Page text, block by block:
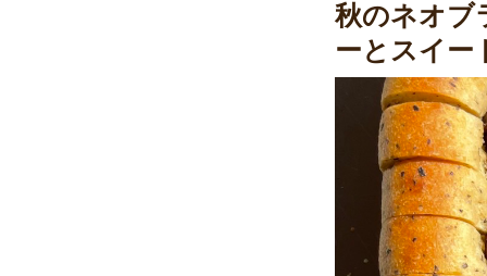
秋のネオブ
ーとスイー